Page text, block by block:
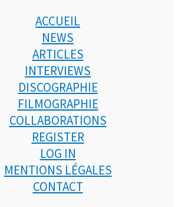
ACCUEIL
NEWS
ARTICLES
INTERVIEWS
DISCOGRAPHIE
FILMOGRAPHIE
COLLABORATIONS
REGISTER
LOG IN
MENTIONS LÉGALES
CONTACT